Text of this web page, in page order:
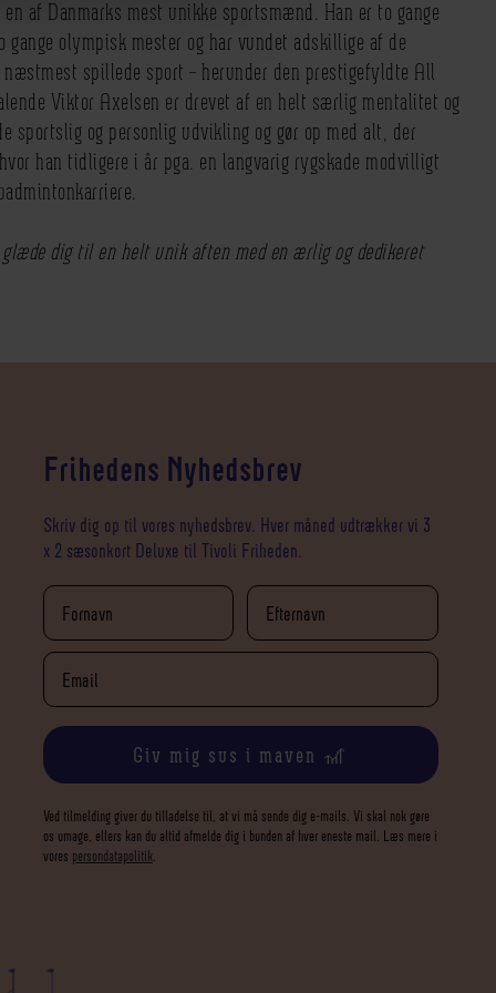
af Danmarks mest unikke sportsmænd. Han er to gange
gange olympisk mester og har vundet adskillige af de
spillede sport – herunder den prestigefyldte All
Viktor Axelsen er drevet af en helt særlig mentalitet og
sportslig og personlig udvikling og gør op med alt, der
han tidligere i år pga. en langvarig rygskade modvilligt
glæde dig til en helt unik aften med en ærlig og dedikeret
Frihedens Nyhedsbrev
Skriv dig op til vores nyhedsbrev. Hver måned udtrækker vi 3
x 2 sæsonkort Deluxe til Tivoli Friheden.
Giv mig sus i maven 🎢
Ved tilmelding giver du tilladelse til, at vi må sende dig e-mails. Vi skal nok gøre
os umage, ellers kan du altid afmelde dig i bunden af hver eneste mail. Læs mere i
vores persondatapolitik.